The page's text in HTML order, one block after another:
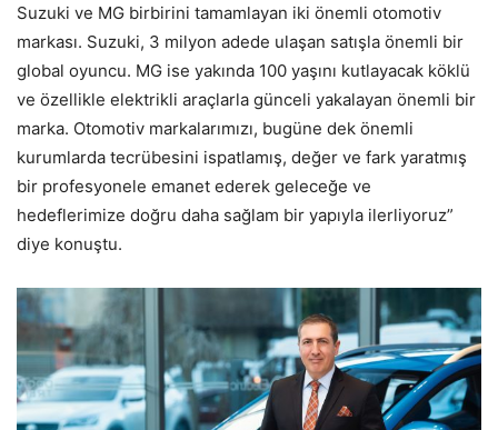
Suzuki ve MG birbirini tamamlayan iki önemli otomotiv
markası. Suzuki, 3 milyon adede ulaşan satışla önemli bir
global oyuncu. MG ise yakında 100 yaşını kutlayacak köklü
ve özellikle elektrikli araçlarla günceli yakalayan önemli bir
marka. Otomotiv markalarımızı, bugüne dek önemli
kurumlarda tecrübesini ispatlamış, değer ve fark yaratmış
bir profesyonele emanet ederek geleceğe ve
hedeflerimize doğru daha sağlam bir yapıyla ilerliyoruz”
diye konuştu.